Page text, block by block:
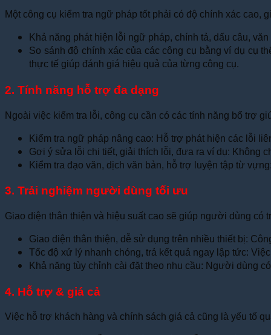
Một công cụ kiểm tra ngữ pháp tốt phải có độ chính xác
Khả năng phát hiện lỗi ngữ pháp, chính tả, dấu câu,
So sánh độ chính xác của các công cụ bằng ví dụ cụ
thực tế giúp đánh giá hiệu quả của từng công cụ.
2. Tính năng hỗ trợ đa dạng
Ngoài việc kiểm tra lỗi, công cụ cần có các tính năng bổ trợ
Kiểm tra ngữ pháp nâng cao: Hỗ trợ phát hiện các lỗi
Gợi ý sửa lỗi chi tiết, giải thích lỗi, đưa ra ví dụ: Không
Kiểm tra đạo văn, dịch văn bản, hỗ trợ luyện tập từ
3. Trải nghiệm người dùng tối ưu
Giao diện thân thiện và hiệu suất cao sẽ giúp người dùng có
Giao diện thân thiện, dễ sử dụng trên nhiều thiết bị:
Tốc độ xử lý nhanh chóng, trả kết quả ngay lập tức:
Khả năng tùy chỉnh cài đặt theo nhu cầu: Người dùng
4. Hỗ trợ & giá cả
Việc hỗ trợ khách hàng và chính sách giá cả cũng là yếu tố